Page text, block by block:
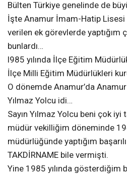
Bülten Türkiye genelinde de
İşte Anamur İmam-Hatip
verilen ek görevlerde yaptığım
bunlardı…
l985 yılında İlçe Eğitim
İlçe Milli Eğitim Müdürlükleri
O dönemde Anamur’da Anamur
Yılmaz Yolcu idi…
Sayın Yılmaz Yolcu beni çok
müdür vekilliğim döneminde
müdürlüğünde yaptığım
TAKDİRNAME bile vermişti.
Yine 1985 yılında gösterdiğim